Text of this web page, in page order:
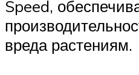
Speed,
вреда растениям.